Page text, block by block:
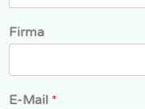
Firma
E-Mail *